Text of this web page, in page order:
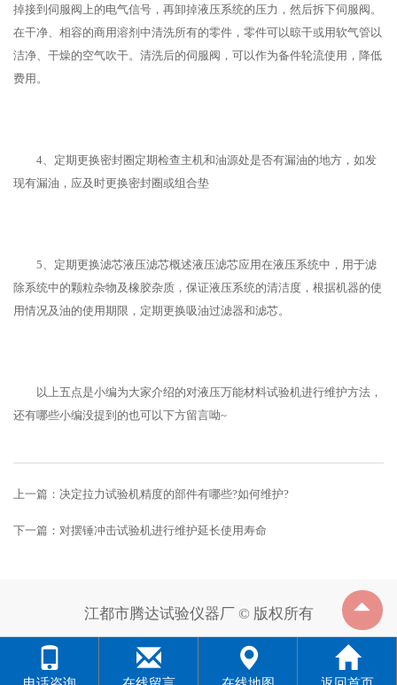
掉接到伺服阀上的电气信号，再卸掉液压系统的压力，然后拆下伺服阀。
在干净、相容的商用溶剂中清洗所有的零件，零件可以晾干或用软气管以
洁净、干燥的空气吹干。清洗后的伺服阀，可以作为备件轮流使用，降低
费用。
4、定期更换密封圈定期检查主机和油源处是否有漏油的地方，如发
现有漏油，应及时更换密封圈或组合垫
5、定期更换滤芯液压滤芯概述液压滤芯应用在液压系统中，用于滤
除系统中的颗粒杂物及橡胶杂质，保证液压系统的清洁度，根据机器的使
用情况及油的使用期限，定期更换吸油过滤器和滤芯。
以上五点是小编为大家介绍的对液压万能材料试验机进行维护方法，
还有哪些小编没提到的也可以下方留言呦~
上一篇： 决定拉力试验机精度的部件有哪些?如何维护?
下一篇： 对摆锤冲击试验机进行维护延长使用寿命
江都市腾达试验仪器厂 © 版权所有